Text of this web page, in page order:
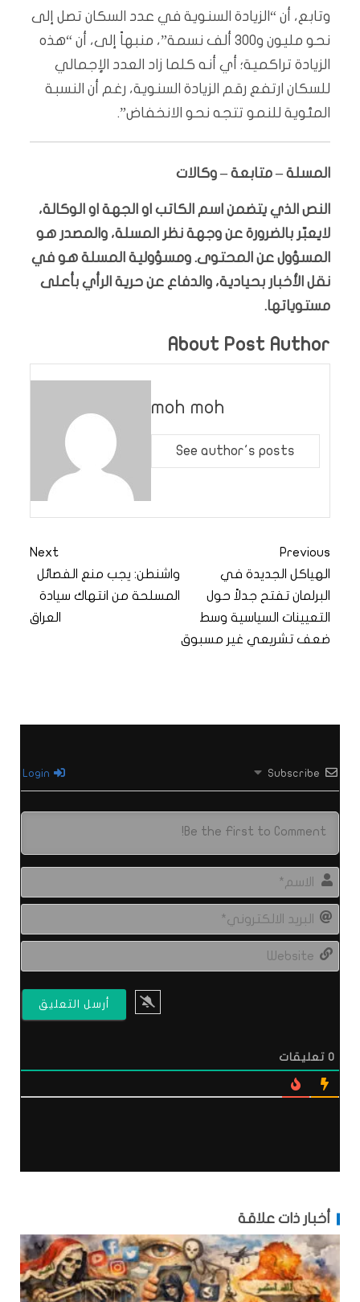
وتابع، أن “الزيادة السنوية في عدد السكان تصل إلى
نحو مليون و300 ألف نسمة”، منبهاً إلى، أن “هذه
الزيادة تراكمية؛ أي أنه كلما زاد العدد الإجمالي
للسكان ارتفع رقم الزيادة السنوية، رغم أن النسبة
المئوية للنمو تتجه نحو الانخفاض”.
المسلة – متابعة – وكالات
النص الذي يتضمن اسم الكاتب او الجهة او الوكالة،
لايعبّر بالضرورة عن وجهة نظر المسلة، والمصدر هو
المسؤول عن المحتوى. ومسؤولية المسلة هو في
نقل الأخبار بحيادية، والدفاع عن حرية الرأي بأعلى
مستوياتها.
About Post Author
moh moh
See author's posts
Previous
الهياكل الجديدة في
البرلمان تفتح جدلاً حول
التعيينات السياسية وسط
ضعف تشريعي غير مسبوق
Next
واشنطن: يجب منع الفصائل
المسلحة من انتهاك سيادة
العراق
Subscribe
0 تعليقات
أخبار ذات علاقة